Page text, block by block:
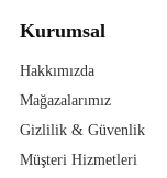
Kurumsal
Hakkımızda
Mağazalarımız
Gizlilik & Güvenlik
Müşteri Hizmetleri